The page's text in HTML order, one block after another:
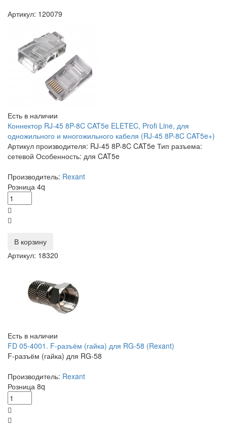
Артикул: 120079
Есть в наличии
Коннектор RJ-45 8P-8C CAT5e ELETEC, Profi Line, для
одножильного и многожильного кабеля (RJ-45 8P-8C CAT5e+)
Артикул производителя: RJ-45 8P-8C CAT5e Тип разъема:
сетевой Особенность: для CAT5e
Производитель: Rexant
Розница 4q
В корзину
Артикул: 18320
Есть в наличии
FD 05-4001. F-разъём (гайка) для RG-58 (Rexant)
F-разъём (гайка) для RG-58
Производитель: Rexant
Розница 8q